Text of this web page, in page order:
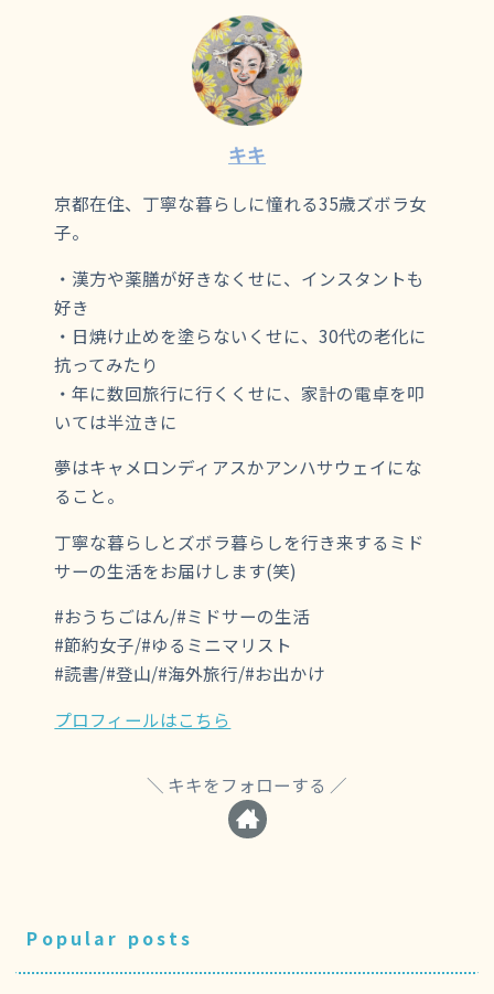
キキ
京都在住、丁寧な暮らしに憧れる35歳ズボラ女
子。
・漢方や薬膳が好きなくせに、インスタントも
好き
・日焼け止めを塗らないくせに、30代の老化に
抗ってみたり
・年に数回旅行に行くくせに、家計の電卓を叩
いては半泣きに
夢はキャメロンディアスかアンハサウェイにな
ること。
丁寧な暮らしとズボラ暮らしを行き来するミド
サーの生活をお届けします(笑)
#おうちごはん/#ミドサーの生活
#節約女子/#ゆるミニマリスト
#読書/#登山/#海外旅行/#お出かけ
プロフィールはこちら
キキをフォローする
Popular posts